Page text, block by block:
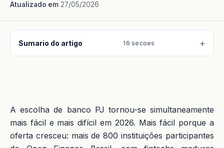
Atualizado em 27/05/2026
Sumario do artigo 16 secoes
A escolha de banco PJ tornou-se simultaneamente
mais fácil e mais difícil em 2026. Mais fácil porque a
oferta cresceu: mais de 800 instituições participantes